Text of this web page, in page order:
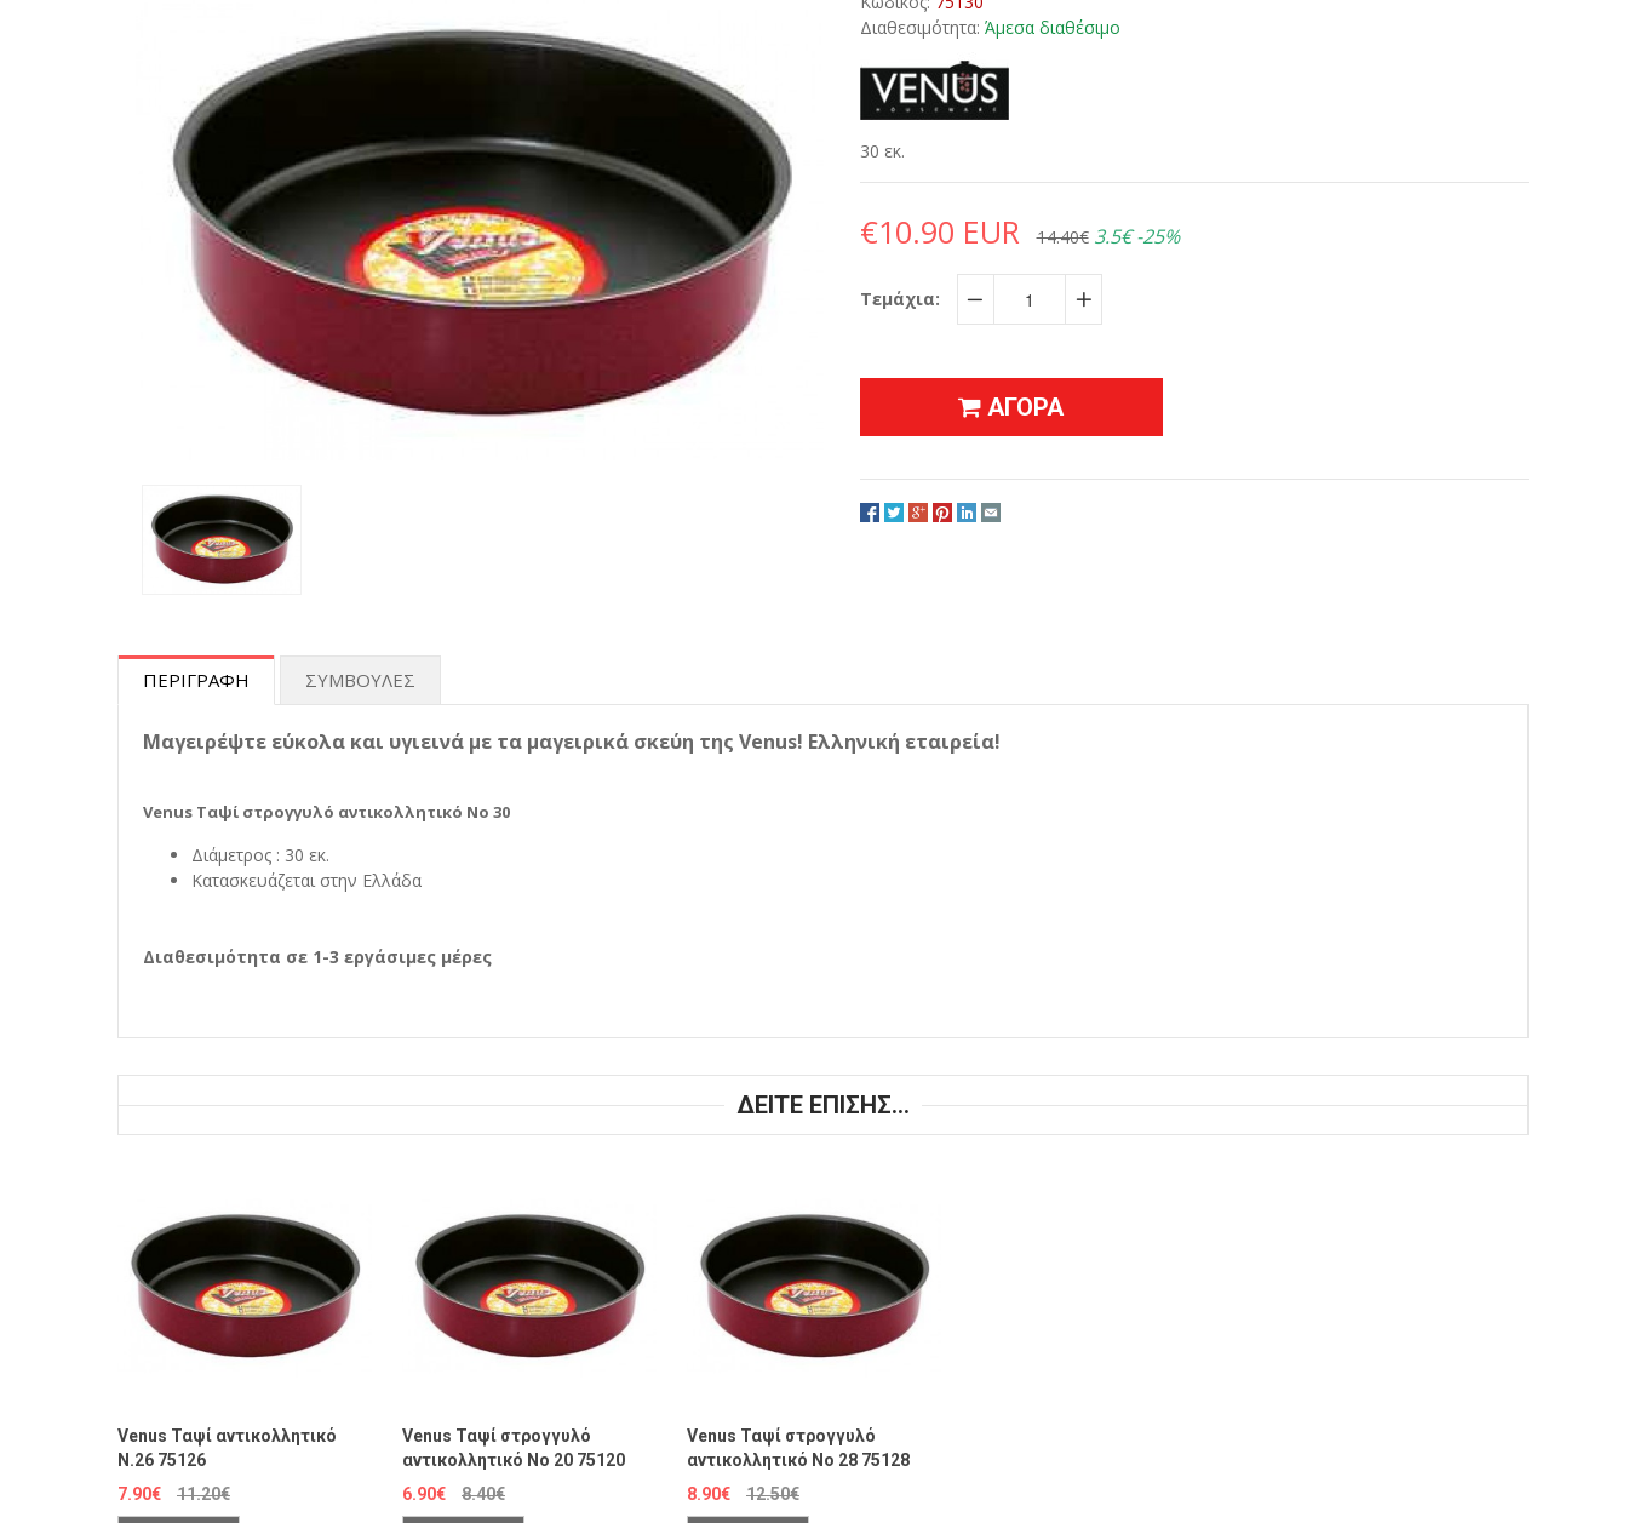
Διαθεσιμότητα: Άμεσα διαθέσιμο
30 εκ.
€10.90 EUR 14.40€ 3.5€ -25%
Τεμάχια:
− +
ΑΓΟΡΑ
ΠΕΡΙΓΡΑΦΗ ΣΥΜΒΟΥΛΕΣ
Μαγειρέψτε εύκολα και υγιεινά με τα μαγειρικά σκεύη της Venus! Ελληνική εταιρεία!
Venus Ταψί στρογγυλό αντικολλητικό No 30
Διάμετρος : 30 εκ.
Κατασκευάζεται στην Ελλάδα
Διαθεσιμότητα σε 1-3 εργάσιμες μέρες
ΔΕΙΤΕ ΕΠΙΣΗΣ...
Venus Ταψί αντικολλητικό
Ν.26 75126
7.90€
11.20€
Venus Ταψί στρογγυλό
αντικολλητικό No 20 75120
6.90€
8.40€
Venus Ταψί στρογγυλό
αντικολλητικό No 28 75128
8.90€
12.50€